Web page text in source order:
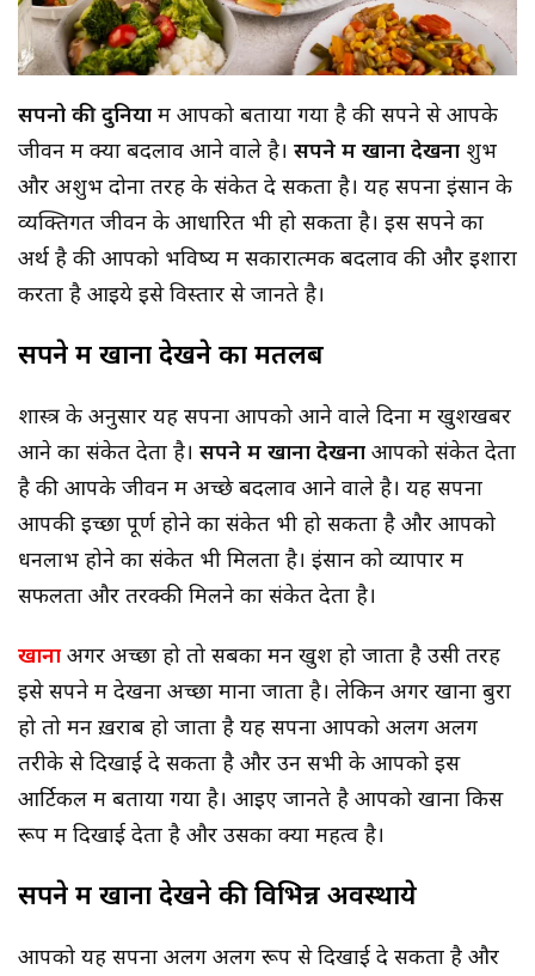
सपनो की दुनिया में आपको बताया गया है की सपने से आपके
जीवन में क्या बदलाव आने वाले है। सपने में खाना देखना शुभ
और अशुभ दोनों तरह के संकेत दे सकता है। यह सपना इंसान के
व्यक्तिगत जीवन के आधारित भी हो सकता है। इस सपने का
अर्थ है की आपको भविष्य में सकारात्मक बदलाव की और इशारा
करता है आइये इसे विस्तार से जानते है।
सपने में खाना देखने का मतलब
शास्त्र के अनुसार यह सपना आपको आने वाले दिनों में खुशखबर
आने का संकेत देता है। सपने में खाना देखना आपको संकेत देता
है की आपके जीवन में अच्छे बदलाव आने वाले है। यह सपना
आपकी इच्छा पूर्ण होने का संकेत भी हो सकता है और आपको
धनलाभ होने का संकेत भी मिलता है। इंसान को व्यापार में
सफलता और तरक्की मिलने का संकेत देता है।
खाना अगर अच्छा हो तो सबका मन खुश हो जाता है उसी तरह
इसे सपने में देखना अच्छा माना जाता है। लेकिन अगर खाना बुरा
हो तो मन ख़राब हो जाता है यह सपना आपको अलग अलग
तरीके से दिखाई दे सकता है और उन सभी के आपको इस
आर्टिकल में बताया गया है। आइए जानते है आपको खाना किस
रूप में दिखाई देता है और उसका क्या महत्व है।
सपने में खाना देखने की विभिन्न अवस्थाये
आपको यह सपना अलग अलग रूप से दिखाई दे सकता है और